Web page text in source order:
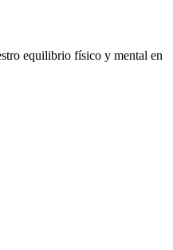
equilibrio físico y mental en